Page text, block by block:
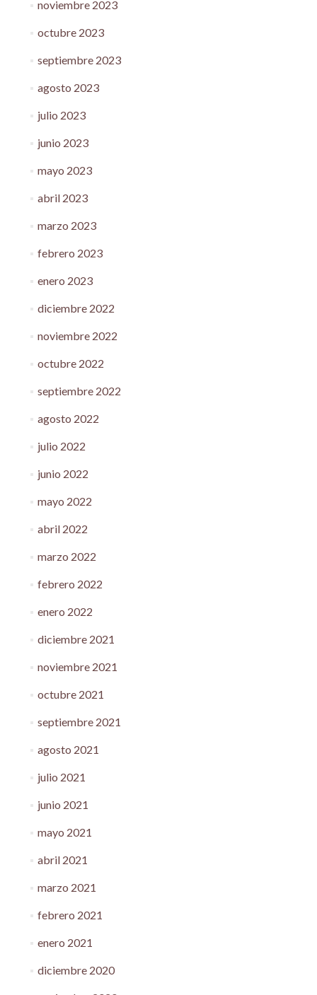
noviembre 2023
octubre 2023
septiembre 2023
agosto 2023
julio 2023
junio 2023
mayo 2023
abril 2023
marzo 2023
febrero 2023
enero 2023
diciembre 2022
noviembre 2022
octubre 2022
septiembre 2022
agosto 2022
julio 2022
junio 2022
mayo 2022
abril 2022
marzo 2022
febrero 2022
enero 2022
diciembre 2021
noviembre 2021
octubre 2021
septiembre 2021
agosto 2021
julio 2021
junio 2021
mayo 2021
abril 2021
marzo 2021
febrero 2021
enero 2021
diciembre 2020